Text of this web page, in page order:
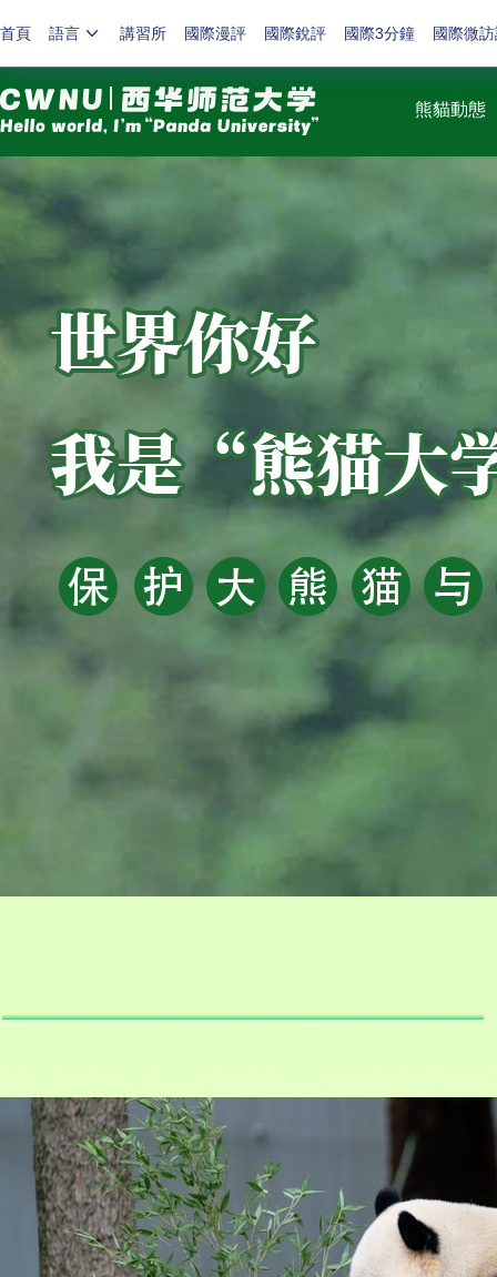
首頁 語言 講習所 國際漫評 國際銳評 國際3分鐘 國際微
熊貓動態